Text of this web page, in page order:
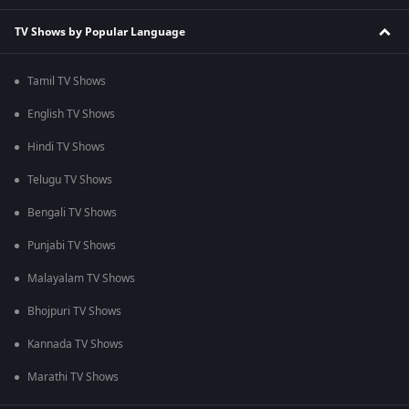
TV Shows by Popular Language
Tamil TV Shows
English TV Shows
Hindi TV Shows
Telugu TV Shows
Bengali TV Shows
Punjabi TV Shows
Malayalam TV Shows
Bhojpuri TV Shows
Kannada TV Shows
Marathi TV Shows